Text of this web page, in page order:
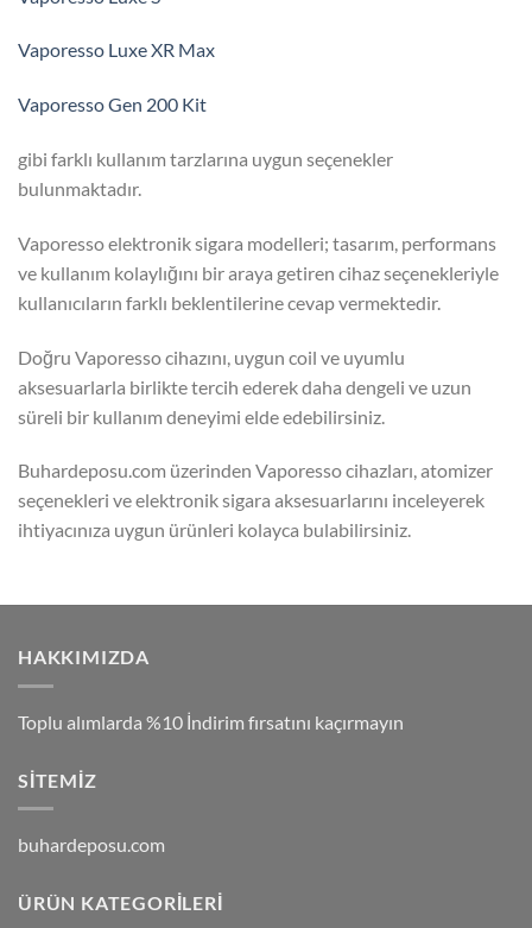
Vaporesso Luxe XR Max
Vaporesso Gen 200 Kit
gibi farklı kullanım tarzlarına uygun seçenekler
bulunmaktadır.
Vaporesso elektronik sigara modelleri; tasarım, performans
ve kullanım kolaylığını bir araya getiren cihaz seçenekleriyle
kullanıcıların farklı beklentilerine cevap vermektedir.
Doğru Vaporesso cihazını, uygun coil ve uyumlu
aksesuarlarla birlikte tercih ederek daha dengeli ve uzun
süreli bir kullanım deneyimi elde edebilirsiniz.
Buhardeposu.com üzerinden Vaporesso cihazları, atomizer
seçenekleri ve elektronik sigara aksesuarlarını inceleyerek
ihtiyacınıza uygun ürünleri kolayca bulabilirsiniz.
HAKKIMIZDA
Toplu alımlarda %10 İndirim fırsatını kaçırmayın
SITEMIZ
buhardeposu.com
ÜRÜN KATEGORILERI